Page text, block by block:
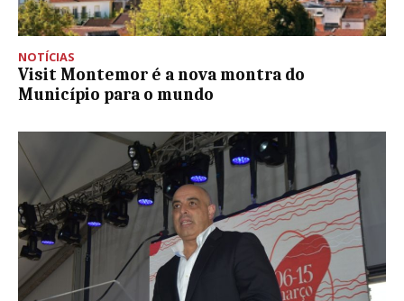
NOTÍCIAS
Visit Montemor é a nova montra do
Município para o mundo